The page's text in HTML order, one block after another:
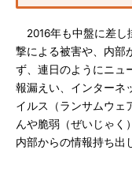
2016年も中盤に差し
撃による被害や、内部
ず、連日のようにニュ
報漏えい、インターネ
イルス（ランサムウェ
んや脆弱（ぜいじゃく
内部からの情報持ち出